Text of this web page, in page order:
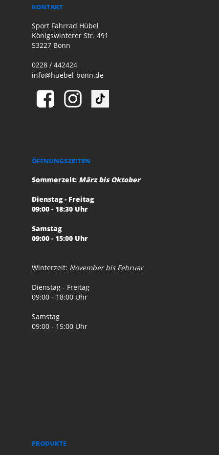
KONTAKT
Sport Fahrrad Hübel
Königswinterer Str. 491
53227 Bonn
0228 / 442424
info@huebel-bonn.de
ÖFFNUNGSZEITEN
Sommerzeit: März bis Oktober
Dienstag - Freitag
09:00 - 18:30 Uhr
Samstag
09:00 - 15:00 Uhr
Winterzeit: November bis Februar
Dienstag - Freitag
09:00 - 18:00 Uhr
Samstag
09:00 - 15:00 Uhr
PRODUKTE